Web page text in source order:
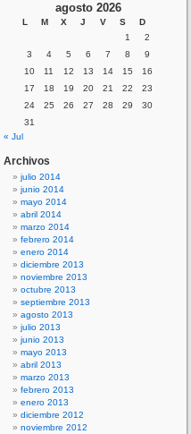
agosto 2026
L M X J V S
D
1
2
3
4 5 6 7 8
9
10
11 12 13 14 15
16
17
18 19 20 21 22
23
24
25 26 27 28 29
30
31
« Jul
Archivos
julio 2014
junio 2014
mayo 2014
abril 2014
marzo 2014
febrero 2014
enero 2014
diciembre 2013
noviembre 2013
octubre 2013
septiembre 2013
agosto 2013
julio 2013
junio 2013
mayo 2013
abril 2013
marzo 2013
febrero 2013
enero 2013
diciembre 2012
noviembre 2012